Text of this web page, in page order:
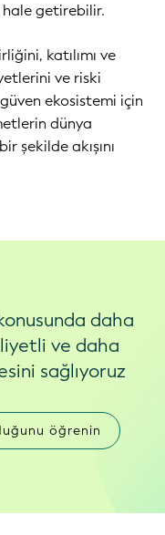
getirebilir.
katılımı ve
ve riski
ekosistemi için
dünya
şekilde akışını
daha
ve daha
sağlıyoruz
öğrenin